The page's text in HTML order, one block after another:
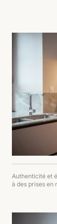
Authenticité et
à des prises en